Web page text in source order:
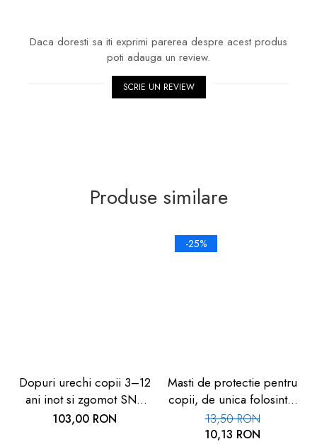
Daca doresti sa iti exprimi parerea despre acest produs
poti adauga un review.
SCRIE UN REVIEW
Produse similare
Dopuri urechi copii 3–12
ani inot si zgomot SNR
25 dB Alpine
103,00 RON
-25%
Masti de protectie pentru
copii, de unica folosinta,
3 straturi, Alb, set 25 buc,
FM-58
13,50 RON
10,13 RON